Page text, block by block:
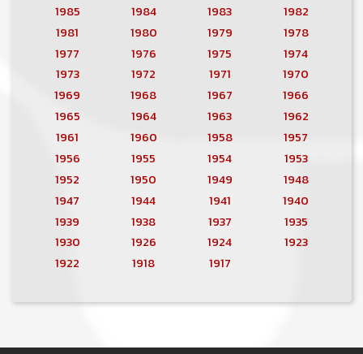
1985
1984 1983
1982
1981
1980 1979
1978
1977
1976 1975
1974
1973
1972 1971
1970
1969
1968 1967
1966
1965
1964 1963
1962
1961
1960 1958
1957
1956
1955 1954
1953
1952
1950 1949
1948
1947
1944 1941
1940
1939
1938 1937
1935
1930
1926 1924
1923
1922
1918 1917